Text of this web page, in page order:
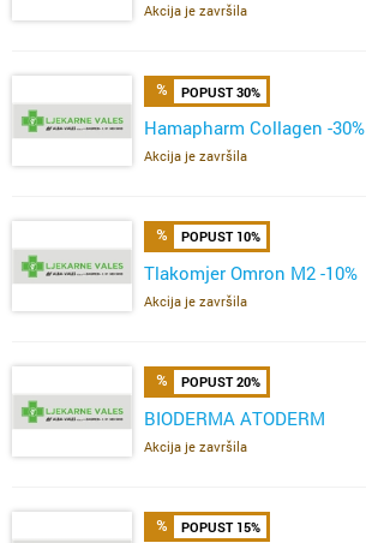
Akcija je završila
POPUST 30%
Hamapharm Collagen -30%
Akcija je završila
POPUST 10%
Tlakomjer Omron M2 -10%
Akcija je završila
POPUST 20%
BIODERMA ATODERM
Akcija je završila
POPUST 15%